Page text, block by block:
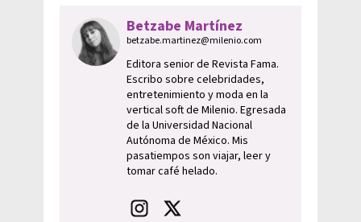
Betzabe Martínez
betzabe.martinez@milenio.com
Editora senior de Revista Fama.
Escribo sobre celebridades,
entretenimiento y moda en la
vertical soft de Milenio. Egresada
de la Universidad Nacional
Autónoma de México. Mis
pasatiempos son viajar, leer y
tomar café helado.